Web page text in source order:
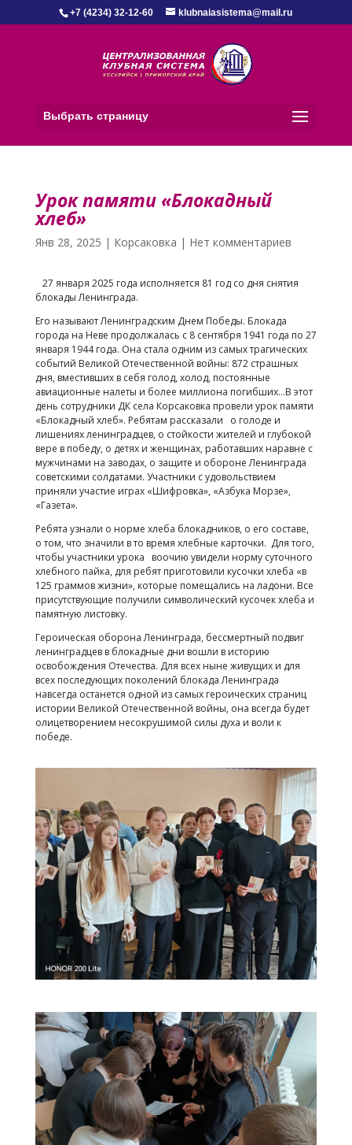
+7 (4234) 32-12-60 klubnaiasistema@mail.ru
Выбрать страницу
Урок памяти «Блокадный
хлеб»
Янв 28, 2025 | Корсаковка | Нет комментариев
27 января 2025 года исполняется 81 год со дня снятия
блокады Ленинграда.
Его называют Ленинградским Днем Победы. Блокада
города на Неве продолжалась с 8 сентября 1941 года по 27
января 1944 года. Она стала одним из самых трагических
событий Великой Отечественной войны: 872 страшных
дня, вместивших в себя голод, холод, постоянные
авиационные налеты и более миллиона погибших…В этот
день сотрудники ДК села Корсаковка провели урок памяти
«Блокадный хлеб». Ребятам рассказали о голоде и
лишениях ленинградцев, о стойкости жителей и глубокой
вере в победу, о детях и женщинах, работавших наравне с
мужчинами на заводах, о защите и обороне Ленинграда
советскими солдатами. Участники с удовольствием
приняли участие играх «Шифровка», «Азбука Морзе»,
«Газета».
Ребята узнали о норме хлеба блокадников, о его составе,
о том, что значили в то время хлебные карточки. Для того,
чтобы участники урока воочию увидели норму суточного
хлебного пайка, для ребят приготовили кусочки хлеба «в
125 граммов жизни», которые помещались на ладони. Все
присутствующие получили символический кусочек хлеба и
памятную листовку.
Героическая оборона Ленинграда, бессмертный подвиг
ленинградцев в блокадные дни вошли в историю
освобождения Отечества. Для всех ныне живущих и для
всех последующих поколений блокада Ленинграда
навсегда останется одной из самых героических страниц
истории Великой Отечественной войны, она всегда будет
олицетворением несокрушимой силы духа и воли к
победе.